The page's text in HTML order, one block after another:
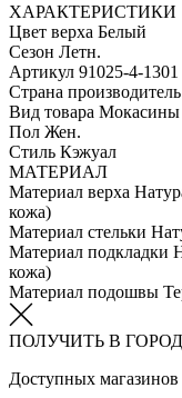
ХАРАКТЕРИСТИКИ
Цвет верха Белый
Сезон Летн.
Артикул 91025-4-1301
Страна производитель
Вид товара Мокасины
Пол Жен.
Стиль Кэжуал
МАТЕРИАЛ
Материал верха
кожа)
Материал стельки
Материал подкладки
кожа)
Материал подошвы
ПОЛУЧИТЬ В
Доступных